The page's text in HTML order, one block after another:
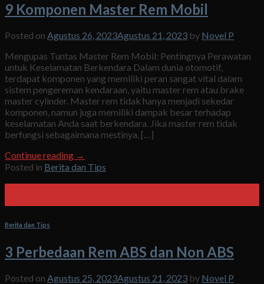
9 Komponen Master Rem Mobil
Posted on Agustus 26, 2023Agustus 21, 2023 by Novel P
Mengupas Tuntas Master Rem Mobil: Pentingnya Perawatan
untuk Keselamatan Berkendara Dalam dunia otomotif,
terdapat komponen yang memiliki peran sangat vital dalam
sistem pengereman kendaraan, yaitu master rem atau brake
master cylinder. Master rem tidak hanya menjadi sekedar
komponen, namun juga memiliki dampak besar terhadap
keselamatan Anda saat berkendara. Jika master rem tidak
berfungsi sebagaimana mestinya, […]
Continue reading →
Posted in Berita dan Tips
Berita dan Tips
3 Perbedaan Rem ABS dan Non ABS
Posted on Agustus 25, 2023Agustus 21, 2023 by Novel P